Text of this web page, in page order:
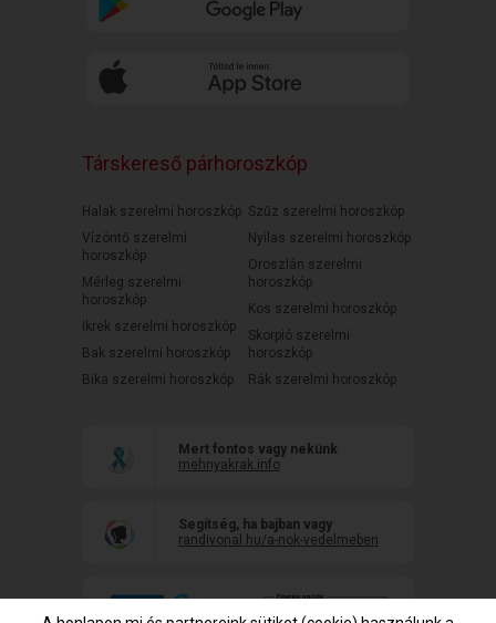
Társkereső párhoroszkóp
Halak szerelmi horoszkóp
Vízöntő szerelmi
horoszkóp
Mérleg szerelmi
horoszkóp
Ikrek szerelmi horoszkóp
Bak szerelmi horoszkóp
Bika szerelmi horoszkóp
Szűz szerelmi horoszkóp
Nyilas szerelmi horoszkóp
Oroszlán szerelmi
horoszkóp
Kos szerelmi horoszkóp
Skorpió szerelmi
horoszkóp
Rák szerelmi horoszkóp
Mert fontos vagy nekünk
mehnyakrak.info
Segítség, ha bajban vagy
randivonal.hu/a-nok-vedelmeben